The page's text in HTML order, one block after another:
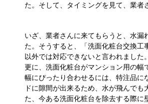
た。そして、タイミングを見て、業者
いざ、業者さんに来てもらうと、水
た。そうすると、「洗面化粧台交換
以外では対応できないと言われました。
更に、洗面化粧台がマンション用の幅
幅にぴったり合わせるには、特注品に
ドに隙間が出来るため、水が飛んで
た、今ある洗面化粧台を除去する際